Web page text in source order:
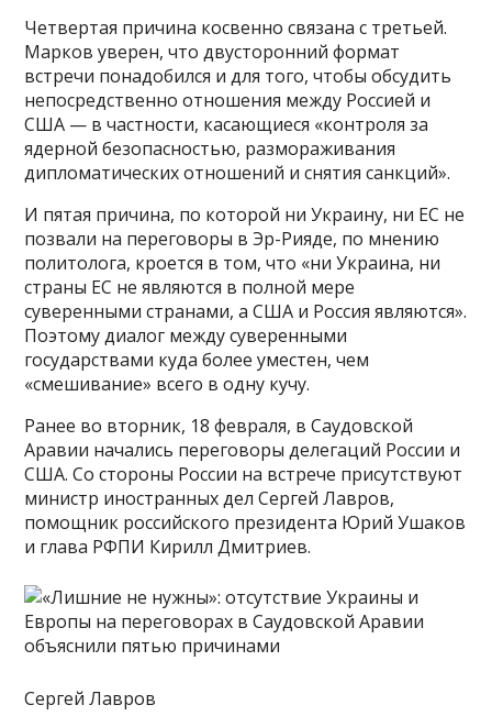
Четвертая причина косвенно связана с третьей.
Марков уверен, что двусторонний формат
встречи понадобился и для того, чтобы обсудить
непосредственно отношения между Россией и
США — в частности, касающиеся «контроля за
ядерной безопасностью, размораживания
дипломатических отношений и снятия санкций».
И пятая причина, по которой ни Украину, ни ЕС не
позвали на переговоры в Эр-Рияде, по мнению
политолога, кроется в том, что «ни Украина, ни
страны ЕС не являются в полной мере
суверенными странами, а США и Россия являются».
Поэтому диалог между суверенными
государствами куда более уместен, чем
«смешивание» всего в одну кучу.
Ранее во вторник, 18 февраля, в Саудовской
Аравии начались переговоры делегаций России и
США. Со стороны России на встрече присутствуют
министр иностранных дел Сергей Лавров,
помощник российского президента Юрий Ушаков
и глава РФПИ Кирилл Дмитриев.
Сергей Лавров